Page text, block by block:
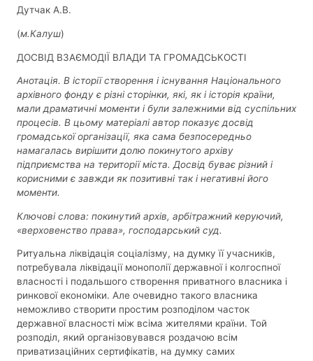
Дутчак А.В.
(м.Калуш)
ДОСВІД ВЗАЄМОДІЇ ВЛАДИ ТА ГРОМАДСЬКОСТІ
Анотація. В історії створення і існування Національного
архівного фонду є різні сторінки, які, як і історія країни,
мали драматичні моменти і були залежними від суспільних
процесів. В цьому матеріалі автор показує досвід
громадської організації, яка сама безпосередньо
намагалась вирішити долю покинутого архіву
підприємства на території міста. Досвід буває різний і
корисними є завжди як позитивні так і негативні його
моменти.
Ключові слова: покинутий архів, арбітражний керуючий,
«верховенство права», господарський суд.
Ритуальна ліквідація соціалізму, на думку її учасників,
потребувала ліквідації монополії державної і колгоспної
власності і подальшого створення приватного власника і
ринкової економіки. Але очевидно такого власника
неможливо створити простим розподілом часток
державної власності між всіма жителями країни. Той
розподіл, який організовувався роздачою всім
приватизаційних сертифікатів, на думку самих